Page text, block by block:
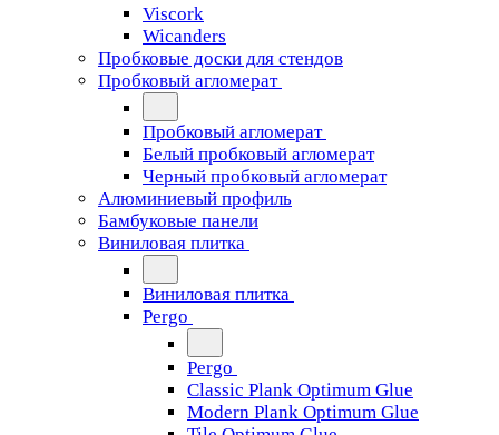
Viscork
Wicanders
Пробковые доски для стендов
Пробковый агломерат
Пробковый агломерат
Белый пробковый агломерат
Черный пробковый агломерат
Алюминиевый профиль
Бамбуковые панели
Виниловая плитка
Виниловая плитка
Pergo
Pergo
Classic Plank Optimum Glue
Modern Plank Optimum Glue